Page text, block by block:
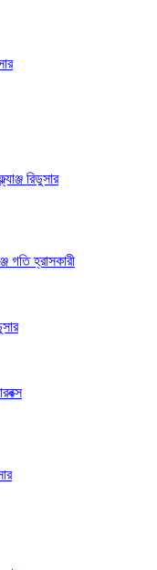
রিডুসার
গতি হ্রাসকারী